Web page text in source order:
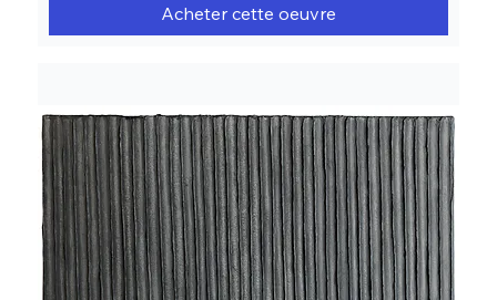
Acheter cette oeuvre